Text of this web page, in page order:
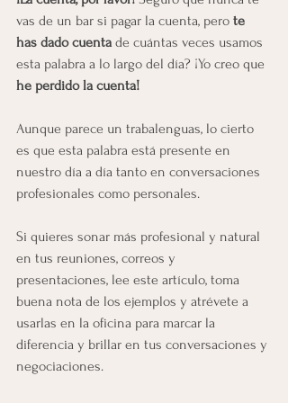
vas de un bar si pagar la cuenta, pero te
has dado cuenta de cuántas veces usamos
esta palabra a lo largo del día? ¡Yo creo que
he perdido la cuenta!
Aunque parece un trabalenguas, lo cierto
es que esta palabra está presente en
nuestro día a día tanto en conversaciones
profesionales como personales.
Si quieres sonar más profesional y natural
en tus reuniones, correos y
presentaciones, lee este artículo, toma
buena nota de los ejemplos y atrévete a
usarlas en la oficina para marcar la
diferencia y brillar en tus conversaciones y
negociaciones.